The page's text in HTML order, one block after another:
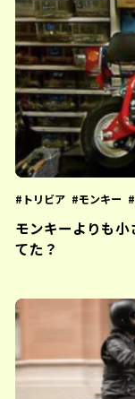
トリビア モンキー
モンキーよりも小
てた？